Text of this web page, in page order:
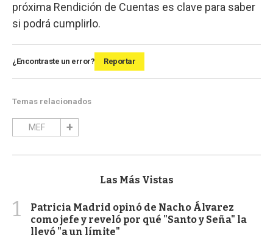
próxima Rendición de Cuentas es clave para saber
si podrá cumplirlo.
¿Encontraste un error? Reportar
Temas relacionados
MEF
Las Más Vistas
1
Patricia Madrid opinó de Nacho Álvarez
como jefe y reveló por qué "Santo y Seña" la
llevó "a un límite"